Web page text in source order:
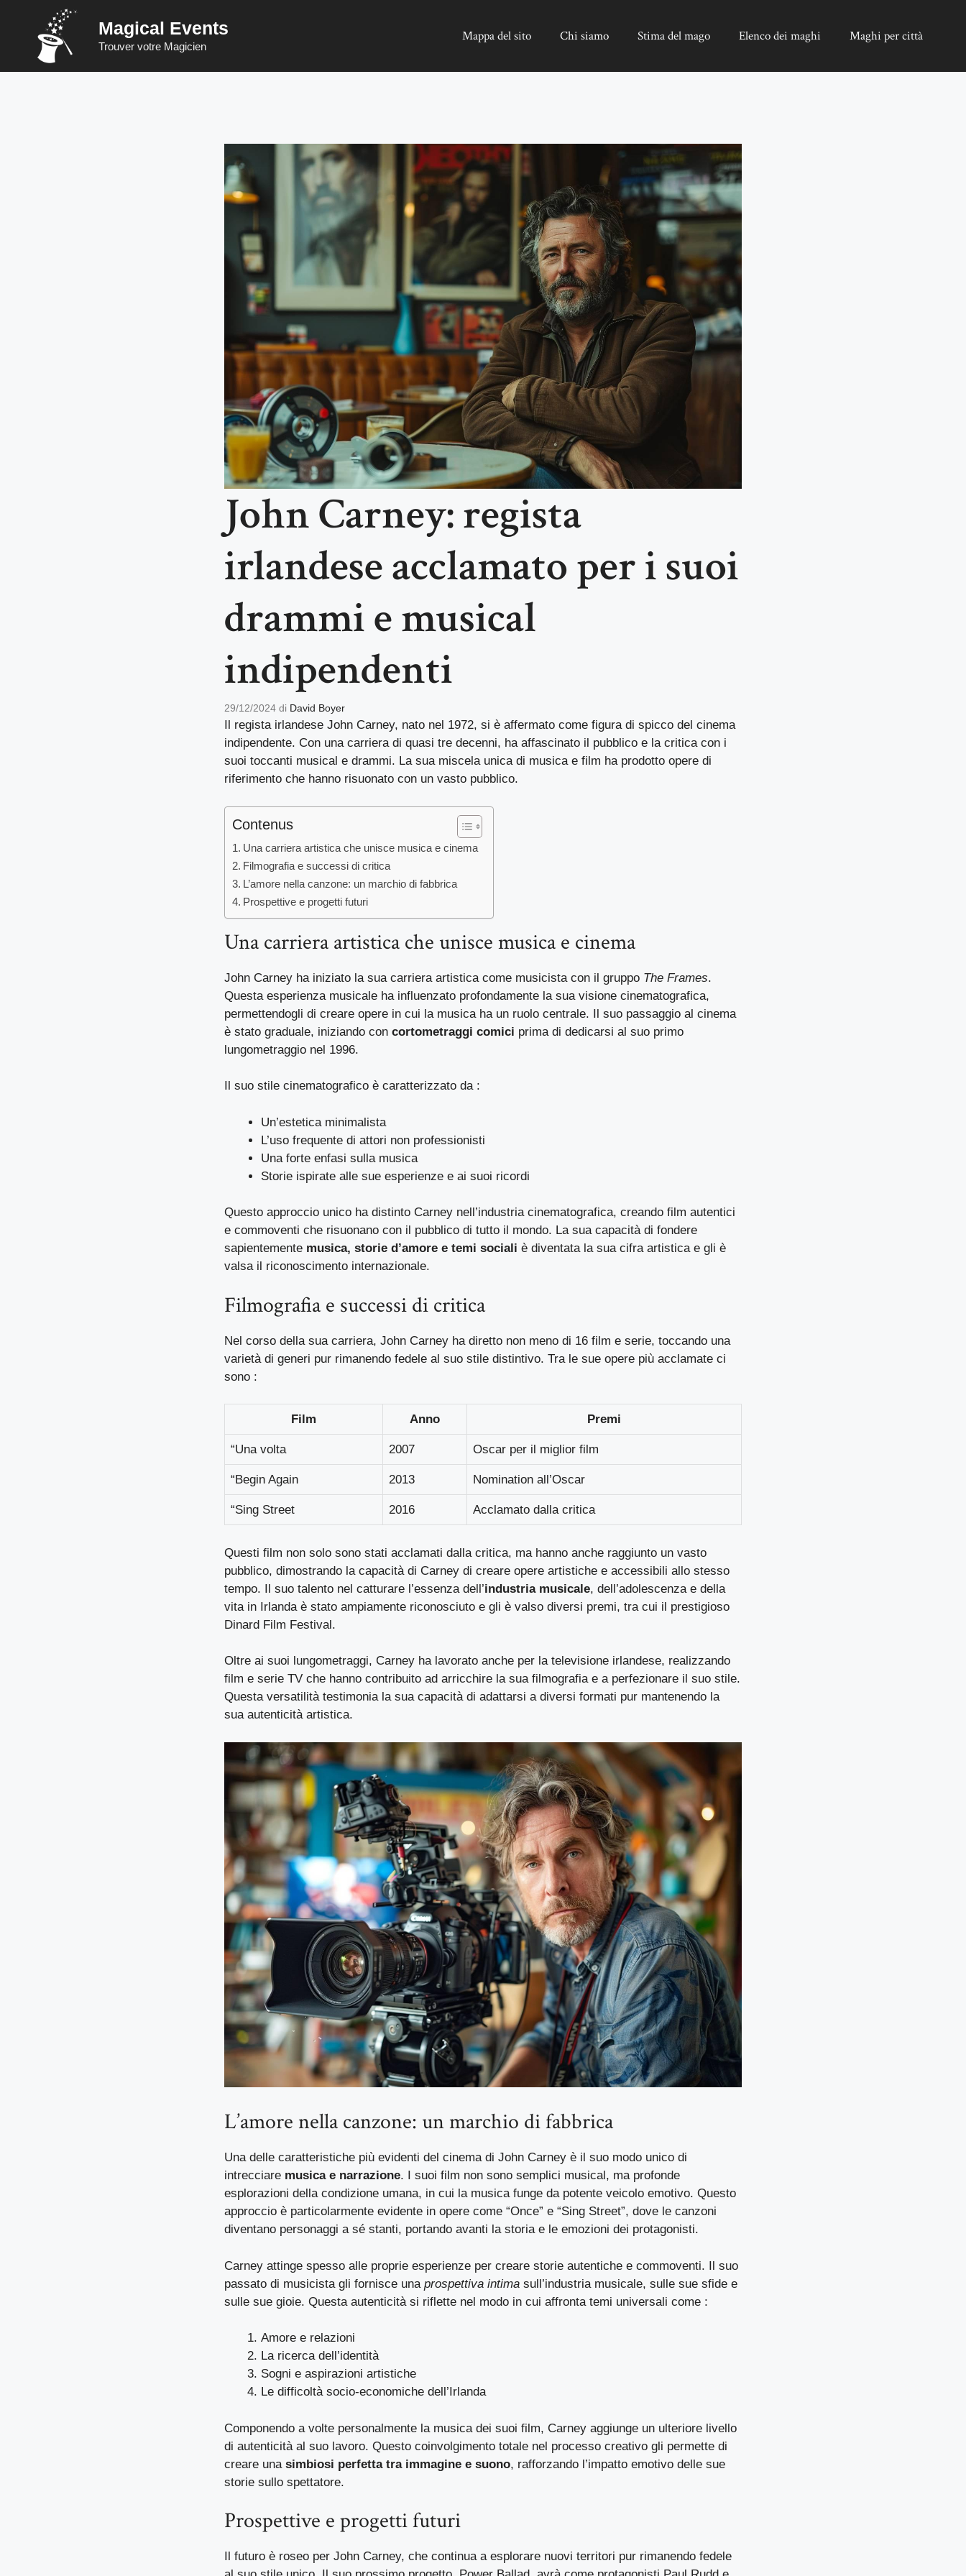
contenuto
Magical Events
Trouver votre Magicien
Mappa del sito Chi siamo Stima del mago Elenco dei maghi Maghi per città
John Carney: regista
irlandese acclamato per i suoi
drammi e musical
indipendenti
29/12/2024 di David Boyer
Il regista irlandese John Carney, nato nel 1972, si è affermato come figura di spicco del cinema
indipendente. Con una carriera di quasi tre decenni, ha affascinato il pubblico e la critica con i
suoi toccanti musical e drammi. La sua miscela unica di musica e film ha prodotto opere di
riferimento che hanno risuonato con un vasto pubblico.
Contenus
Una carriera artistica che unisce musica e cinema
Filmografia e successi di critica
L’amore nella canzone: un marchio di fabbrica
Prospettive e progetti futuri
Una carriera artistica che unisce musica e cinema
John Carney ha iniziato la sua carriera artistica come musicista con il gruppo The Frames.
Questa esperienza musicale ha influenzato profondamente la sua visione cinematografica,
permettendogli di creare opere in cui la musica ha un ruolo centrale. Il suo passaggio al cinema
è stato graduale, iniziando con cortometraggi comici prima di dedicarsi al suo primo
lungometraggio nel 1996.
Il suo stile cinematografico è caratterizzato da :
Un’estetica minimalista
L’uso frequente di attori non professionisti
Una forte enfasi sulla musica
Storie ispirate alle sue esperienze e ai suoi ricordi
Questo approccio unico ha distinto Carney nell’industria cinematografica, creando film autentici
e commoventi che risuonano con il pubblico di tutto il mondo. La sua capacità di fondere
sapientemente musica, storie d’amore e temi sociali è diventata la sua cifra artistica e gli è
valsa il riconoscimento internazionale.
Filmografia e successi di critica
Nel corso della sua carriera, John Carney ha diretto non meno di 16 film e serie, toccando una
varietà di generi pur rimanendo fedele al suo stile distintivo. Tra le sue opere più acclamate ci
sono :
Film Anno Premi
“Una volta 2007 Oscar per il miglior film
“Begin Again 2013 Nomination all’Oscar
“Sing Street 2016 Acclamato dalla critica
Questi film non solo sono stati acclamati dalla critica, ma hanno anche raggiunto un vasto
pubblico, dimostrando la capacità di Carney di creare opere artistiche e accessibili allo stesso
tempo. Il suo talento nel catturare l’essenza dell’industria musicale, dell’adolescenza e della
vita in Irlanda è stato ampiamente riconosciuto e gli è valso diversi premi, tra cui il prestigioso
Dinard Film Festival.
Oltre ai suoi lungometraggi, Carney ha lavorato anche per la televisione irlandese, realizzando
film e serie TV che hanno contribuito ad arricchire la sua filmografia e a perfezionare il suo stile.
Questa versatilità testimonia la sua capacità di adattarsi a diversi formati pur mantenendo la
sua autenticità artistica.
L’amore nella canzone: un marchio di fabbrica
Una delle caratteristiche più evidenti del cinema di John Carney è il suo modo unico di
intrecciare musica e narrazione. I suoi film non sono semplici musical, ma profonde
esplorazioni della condizione umana, in cui la musica funge da potente veicolo emotivo. Questo
approccio è particolarmente evidente in opere come “Once” e “Sing Street”, dove le canzoni
diventano personaggi a sé stanti, portando avanti la storia e le emozioni dei protagonisti.
Carney attinge spesso alle proprie esperienze per creare storie autentiche e commoventi. Il suo
passato di musicista gli fornisce una prospettiva intima sull’industria musicale, sulle sue sfide e
sulle sue gioie. Questa autenticità si riflette nel modo in cui affronta temi universali come :
Amore e relazioni
La ricerca dell’identità
Sogni e aspirazioni artistiche
Le difficoltà socio-economiche dell’Irlanda
Componendo a volte personalmente la musica dei suoi film, Carney aggiunge un ulteriore livello
di autenticità al suo lavoro. Questo coinvolgimento totale nel processo creativo gli permette di
creare una simbiosi perfetta tra immagine e suono, rafforzando l’impatto emotivo delle sue
storie sullo spettatore.
Prospettive e progetti futuri
Il futuro è roseo per John Carney, che continua a esplorare nuovi territori pur rimanendo fedele